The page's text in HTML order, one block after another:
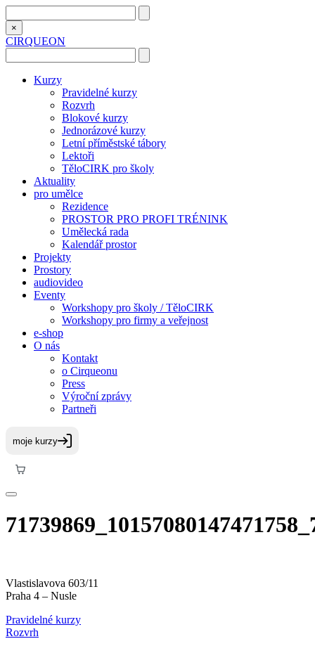
×
CIRQUEON
Kurzy
Pravidelné kurzy
Rozvrh
Blokové kurzy
Jednorázové kurzy
Letní příměstské tábory
Lektoři
TěloCIRK pro školy
Aktuality
pro umělce
Rezidence
PROSTOR PRO PROFI TRÉNINK
Umělecká rada
Kalendář prostor
Projekty
Prostory
audiovideo
Eventy
Workshopy pro školy / TěloCIRK
Workshopy pro firmy a veřejnost
e-shop
O nás
Kontakt
o Cirqueonu
Press
Výroční zprávy
Partneři
Vlastislavova 603/11
Praha 4 – Nusle
Pravidelné kurzy
Rozvrh